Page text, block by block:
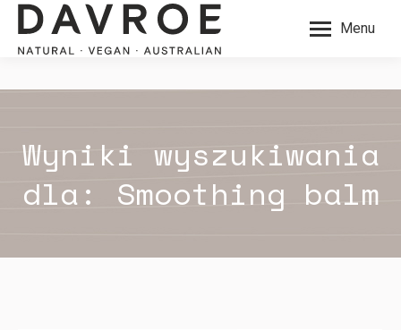
Menu
Wyniki wyszukiwania
dla: Smoothing balm